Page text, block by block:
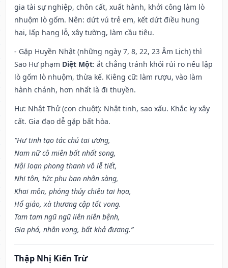
gia tài sự nghiệp, chôn cất, xuất hành, khởi công làm lò
nhuộm lò gốm. Nên: dứt vú trẻ em, kết dứt điều hung
hại, lấp hang lỗ, xây tường, làm cầu tiêu.
- Gặp Huyền Nhật (những ngày 7, 8, 22, 23 Âm Lịch) thì
Sao Hư phạm Diệt Một: ắt chẳng tránh khỏi rủi ro nếu lập
lò gốm lò nhuộm, thừa kế. Kiêng cữ: làm rượu, vào làm
hành chánh, hơn nhất là đi thuyền.
Hư: Nhật Thử (con chuột): Nhật tinh, sao xấu. Khắc kỵ xây
cất. Gia đạo dễ gặp bất hòa.
“Hư tinh tạo tác chủ tai ương,
Nam nữ cô miên bất nhất song,
Nội loạn phong thanh vô lễ tiết,
Nhi tôn, tức phụ bạn nhân sàng,
Khai môn, phóng thủy chiêu tai họa,
Hổ giảo, xà thương cập tốt vong.
Tam tam ngũ ngũ liên niên bệnh,
Gia phá, nhân vong, bất khả đương.”
Thập Nhị Kiến Trừ